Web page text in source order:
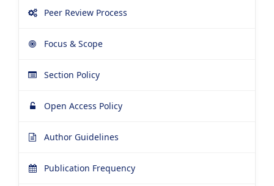
Peer Review Process
Focus & Scope
Section Policy
Open Access Policy
Author Guidelines
Publication Frequency